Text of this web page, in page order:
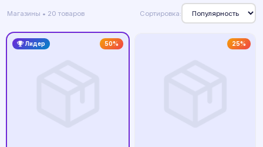
Магазины • 20 товаров Сортировка:
Лидер 50% 25%